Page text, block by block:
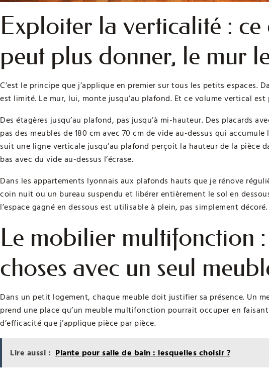
Exploiter la verticalité : ce
peut plus donner, le mur
C’est le principe que j’applique en premier sur tous les petits espaces.
est limité. Le mur, lui, monte jusqu’au plafond. Et ce volume vertical
Des étagères jusqu’au plafond, pas jusqu’à mi-hauteur. Des placards
pas des meubles de 180 cm avec 70 cm de vide au-dessus qui
suit une ligne verticale jusqu’au plafond perçoit la hauteur de la pièce
bas avec du vide au-dessus l’écrase.
Dans les appartements lyonnais aux plafonds hauts que je rénove
coin nuit ou un bureau suspendu et libérer entièrement le sol en
l’espace gagné en dessous est utilisable à plein, pas simplement décoré.
Le mobilier multifonction
choses avec un seul
Dans un petit logement, chaque meuble doit justifier sa présence. Un
prend une place qu’un meuble multifonction pourrait occuper en
d’efficacité que j’applique pièce par pièce.
Lire aussi : Plante pour salle de bain : lesquelles choisir ?